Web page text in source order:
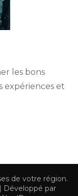
les bons
expériences et
de votre région.
Développé par